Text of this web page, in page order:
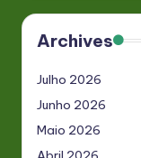
Archives
Julho 2026
Junho 2026
Maio 2026